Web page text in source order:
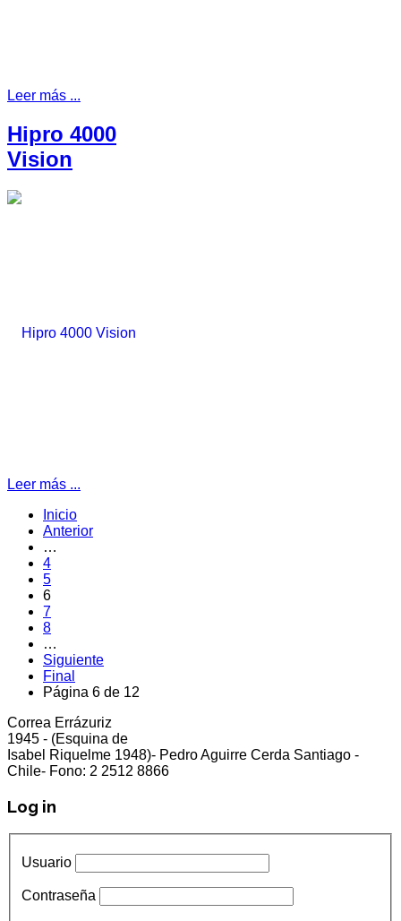
Leer más ...
Hipro 4000
Vision
Leer más ...
Inicio
Anterior
…
4
5
6
7
8
…
Siguiente
Final
Página 6 de 12
Correa Errázuriz
1945 - (Esquina de
Isabel Riquelme 1948)- Pedro Aguirre Cerda Santiago -
Chile- Fono: 2 2512 8866
Log in
Usuario
Contraseña